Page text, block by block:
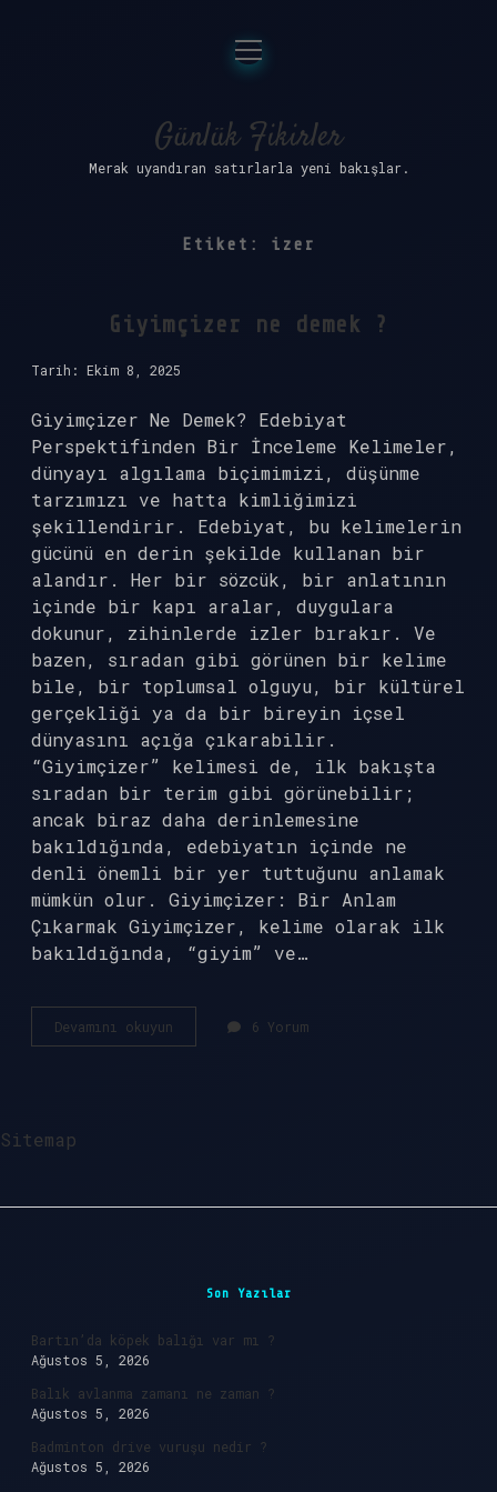
Anasayfa
Gizlilik Politikası
Yasal Uyarı
menüyü
aç
Günlük Fikirler
Merak uyandıran satırlarla yeni bakışlar.
Etiket: izer
Giyimçizer ne demek ?
Tarih: Ekim 8, 2025
Giyimçizer Ne Demek? Edebiyat
Perspektifinden Bir İnceleme Kelimeler,
dünyayı algılama biçimimizi, düşünme
tarzımızı ve hatta kimliğimizi
şekillendirir. Edebiyat, bu kelimelerin
gücünü en derin şekilde kullanan bir
alandır. Her bir sözcük, bir anlatının
içinde bir kapı aralar, duygulara
dokunur, zihinlerde izler bırakır. Ve
bazen, sıradan gibi görünen bir kelime
bile, bir toplumsal olguyu, bir kültürel
gerçekliği ya da bir bireyin içsel
dünyasını açığa çıkarabilir.
“Giyimçizer” kelimesi de, ilk bakışta
sıradan bir terim gibi görünebilir;
ancak biraz daha derinlemesine
bakıldığında, edebiyatın içinde ne
denli önemli bir yer tuttuğunu anlamak
mümkün olur. Giyimçizer: Bir Anlam
Çıkarmak Giyimçizer, kelime olarak ilk
bakıldığında, “giyim” ve…
Devamını okuyun Giyimçizer
ne
6 Yorum
Sitemap
Son Yazılar
Bartın’da köpek balığı var mı ?
Ağustos 5, 2026
Balık avlanma zamanı ne zaman ?
Ağustos 5, 2026
Badminton drive vuruşu nedir ?
Ağustos 5, 2026